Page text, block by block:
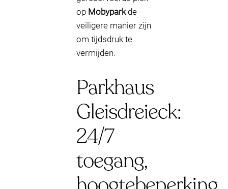
op Mobyparkde
veiligere manier zijn
om tijdsdruk te
vermijden.
Parkhaus
Gleisdreieck:
24/7
toegang,